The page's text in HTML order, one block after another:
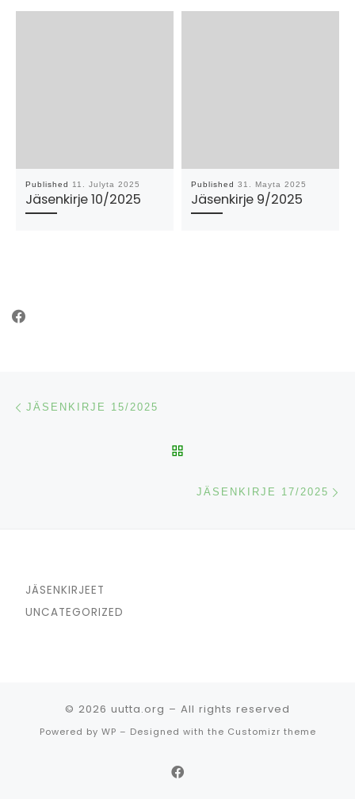
Published 11. Julyta 2025
Jäsenkirje 10/2025
Published 31. Mayta 2025
Jäsenkirje 9/2025
Post navigation
JÄSENKIRJE 15/2025
JÄSENKIRJE 17/2025
JÄSENKIRJEET
UNCATEGORIZED
© 2026 uutta.org – All rights reserved
Powered by WP – Designed with the Customizr theme